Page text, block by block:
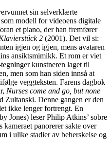
sin selverklærte
modell for videoens digitale
et piano, der han fremfører
2 (2001). Det vil si:
igjen og igjen, mens avataren
ansiktsmimikk. Et rom er viet
kunstneren laget til
men som han siden innså at
veggteksten. Farens dagbok
Nurses come and go, but none
Zultanski. Denne gangen er den
ikke lenger fortrengt. En
Jones) leser Philip Atkins’ sobre
panorerer sakte over
i ulike stadier av beherskelse og